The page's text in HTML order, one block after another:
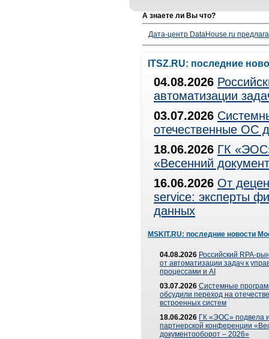
А знаете ли Вы что?
Дата-центр DataHouse.ru
ITSZ.RU: последние
04.08.2026
автоматизации
03.07.2026
отечественные ОС
18.06.2026 ГК
«Весенний
16.06.2026 От
service: эксперты
данных
MSKIT.RU: последние новости
04.08.2026 Российский RPA-
от автоматизации задач к
процессами и AI
03.07.2026 Системные
обсудили переход на
встроенных систем
18.06.2026 ГК «ЭОС» подвела
партнерской конференции
документооборот – 2026»